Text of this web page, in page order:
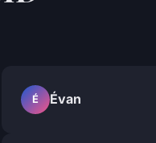
É Évan